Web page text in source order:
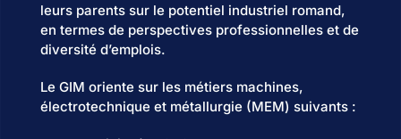
leurs parents sur le potentiel industriel romand,
en termes de perspectives professionnelles et de
diversité d’emplois.
Le GIM oriente sur les métiers machines,
électrotechnique et métallurgie (MEM) suivants :